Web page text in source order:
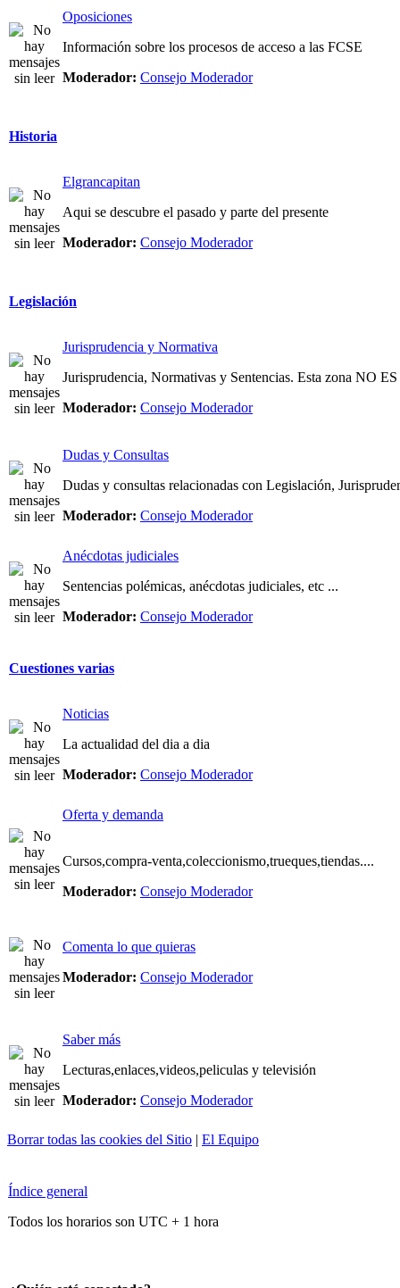
Oposiciones
Información sobre los procesos de acceso a las FCSE
Moderador: Consejo Moderador
Historia
Elgrancapitan
Aqui se descubre el pasado y parte del presente
Moderador: Consejo Moderador
Legislación
Jurisprudencia y Normativa
Jurisprudencia, Normativas y Sentencias. Esta zona NO
Moderador: Consejo Moderador
Dudas y Consultas
Dudas y consultas relacionadas con Legislación,
Moderador: Consejo Moderador
Anécdotas judiciales
Sentencias polémicas, anécdotas judiciales, etc ...
Moderador: Consejo Moderador
Cuestiones varias
Noticias
La actualidad del dia a dia
Moderador: Consejo Moderador
Oferta y demanda
Cursos,compra-venta,coleccionismo,trueques,tiendas....
Moderador: Consejo Moderador
Comenta lo que quieras
Moderador: Consejo Moderador
Saber más
Lecturas,enlaces,videos,peliculas y televisión
Moderador: Consejo Moderador
Borrar todas las cookies del Sitio | El Equipo
Índice general
Todos los horarios son UTC + 1 hora